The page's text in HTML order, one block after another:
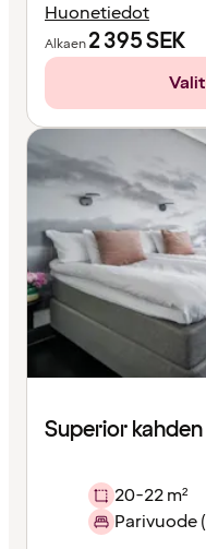
Huonetiedot
Alkaen2 395SEK
Superior
20-22 m²
Parivuode